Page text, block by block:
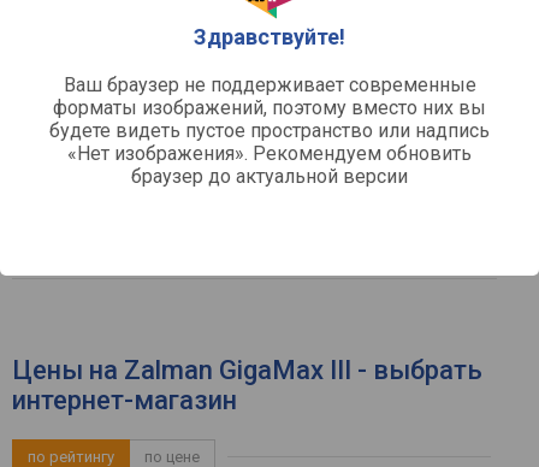
Здравствуйте!
Ваш браузер не поддерживает современные
форматы изображений, поэтому вместо них вы
будете видеть пустое пространство или надпись
«Нет изображения». Рекомендуем обновить
браузер до актуальной версии
Защита от перенапряжения
Защита от избыточного тока
Защита от короткого
замыкания (SCP)
OCP, OTP, UVP
Цены на Zalman GigaMax III - выбрать
интернет-магазин
по рейтингу по цене